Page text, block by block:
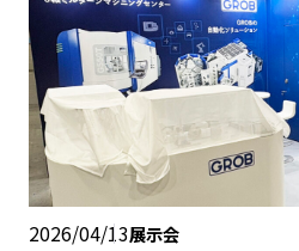
2026/04/13展示会